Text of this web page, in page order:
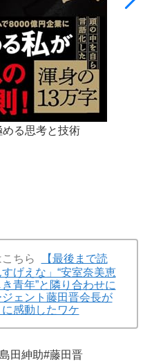
る思考と技術
ちら
【最後まで読
げえな」“安室奈美恵
青年”と隣り合わせに
ェント藤田晋会長が
に感動したワケ
田紳助#藤田晋